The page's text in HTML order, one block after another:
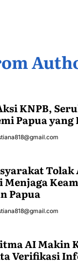
KNPB,
Papua
Tolak
Papua
AI Makin
Verifikasi